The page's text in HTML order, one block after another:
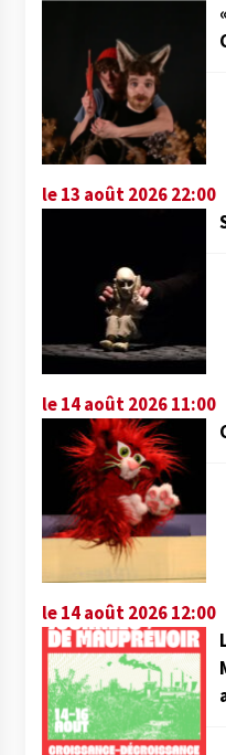
le 13 août 2026 22:00
le 14 août 2026 11:00
le 14 août 2026 12:00